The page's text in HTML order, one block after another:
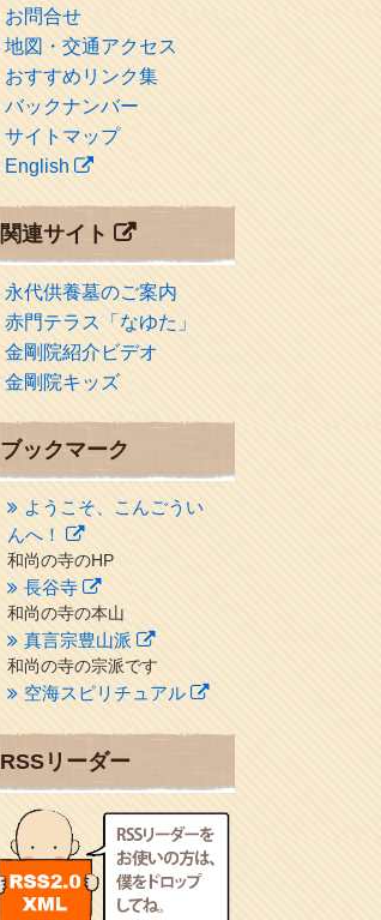
お問合せ
地図・交通アクセス
おすすめリンク集
バックナンバー
サイトマップ
English
関連サイト
永代供養墓のご案内
赤門テラス「なゆた」
金剛院紹介ビデオ
金剛院キッズ
ブックマーク
ようこそ、こんごうい
んへ！
和尚の寺のHP
長谷寺
和尚の寺の本山
真言宗豊山派
和尚の寺の宗派です
空海スピリチュアル
２１世紀を（空海）する情
クリプロホームページ
地域のライターさんです
小豆島 圓満寺
小豆島霊場第７４番のお寺
新聞屋の道具箱
RSSリーダー